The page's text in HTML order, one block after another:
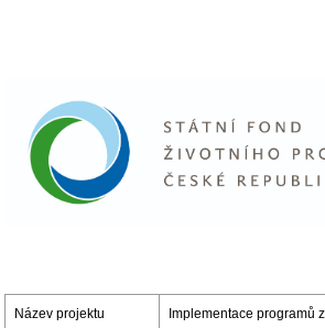
Název projektu
Implementace programů